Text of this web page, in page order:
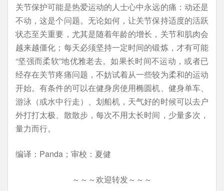
关节保护可能是热爱运动的人士心中永远的痛：动还是
不动，这是个问题。无论如何，让关节保持适度的活跃
状态至关重要，尤其是随着年龄的增长，关节和肌肉会
越来越僵化；每天必须坚持一定时间的锻炼，才有可能
“坚强而柔软”地优雅老去。如果长时间不运动，或者已
经存在关节疼痛问题，不妨试着从一些较为柔和的运动
开始。有条件的可以在健身房使用椭圆机、健身单车、
游泳（或水中行走）、划船机，天气好的时候可以去户
外打打太极、散散步，每次不用太长时间，少量多次，
量力而行。
编译：Panda；审校：夏健
～～～欢迎转发～～～